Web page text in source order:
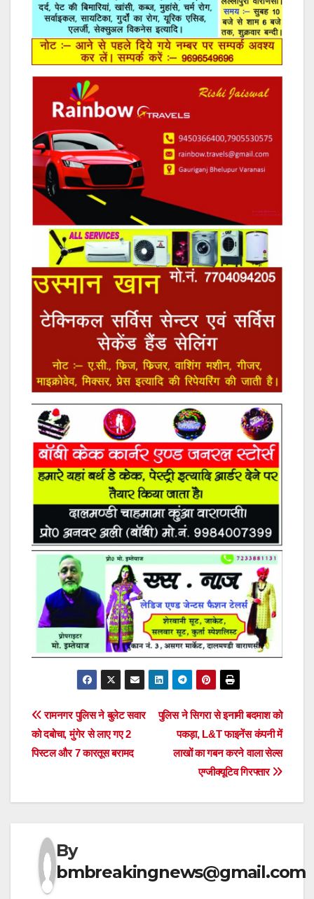
Post
navigation
पुलिस ने सिगरा से इनामी बदमाश को
पकड़ा, L&T फाइनेंस कंपनी में
लाखों का गबन करने वाला सेल्स
एग्जीक्यूटिव गिरफ्तार
रामनगर पुलिस ने बुलेट सवार
को दबोचा, मुंगेर से लाए गए 2
पिस्टल और 7 कारतूस बरामद
By
bmbreakingnews@gmail.com